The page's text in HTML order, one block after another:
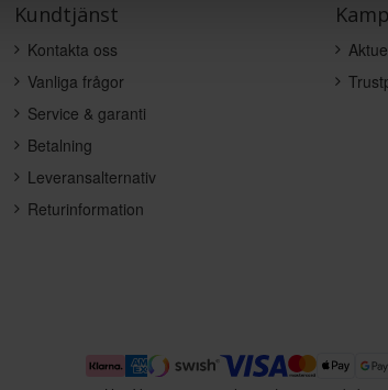
Kundtjänst
Kontakta oss
Vanliga frågor
Service & garanti
Betalning
Leveransalternativ
Returinformation